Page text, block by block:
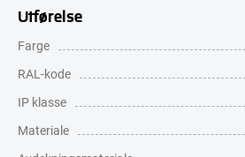
Utførelse
Farge
RAL-kode
IP klasse
Materiale